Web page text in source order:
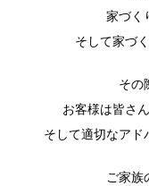
家づく
そして家づ
その
お客様は皆さ
そして適切なアド
ご家族